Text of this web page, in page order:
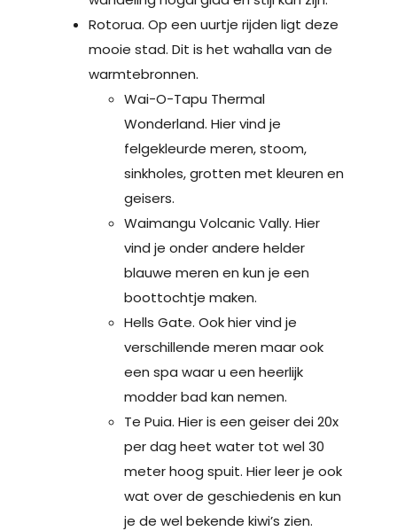
Rotorua. Op een uurtje rijden ligt deze
mooie stad. Dit is het wahalla van de
warmtebronnen.
Wai-O-Tapu Thermal
Wonderland. Hier vind je
felgekleurde meren, stoom,
sinkholes, grotten met kleuren en
geisers.
Waimangu Volcanic Vally. Hier
vind je onder andere helder
blauwe meren en kun je een
boottochtje maken.
Hells Gate. Ook hier vind je
verschillende meren maar ook
een spa waar u een heerlijk
modder bad kan nemen.
Te Puia. Hier is een geiser dei 20x
per dag heet water tot wel 30
meter hoog spuit. Hier leer je ook
wat over de geschiedenis en kun
je de wel bekende kiwi’s zien.